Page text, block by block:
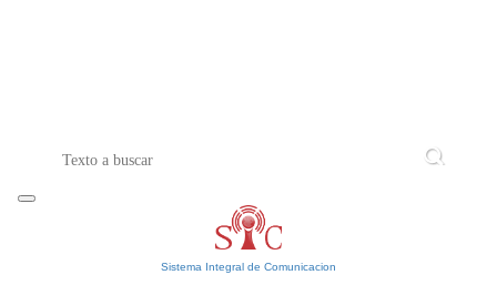
Sistema Integral de Comunicacion